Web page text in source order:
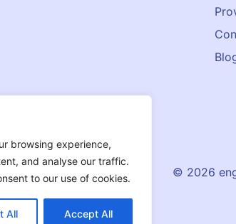
browsing experience,
and analyse our traffic.
to our use of cookies.
All Accept All
© 2026